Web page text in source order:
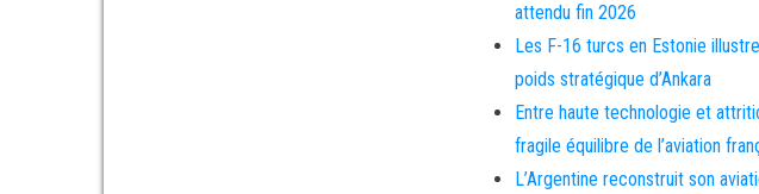
attendu fin 2026
Les F-16 turcs en Estonie
poids stratégique d’Ankara
Entre haute technologie et
fragile équilibre de l’aviation
L’Argentine reconstruit son